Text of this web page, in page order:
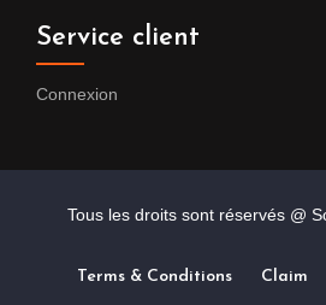
Service client
Connexion
Tous les droits sont réservés @
Terms & Conditions Claim